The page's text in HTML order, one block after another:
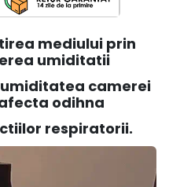
mediului prin
umiditatii
camerei
odihna
respiratorii.